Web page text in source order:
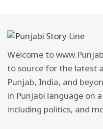
Welcome to
to source for the latest
Punjab, India, and
in Punjabi language on
including politics, and